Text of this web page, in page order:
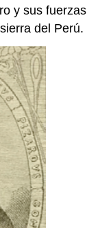
y sus fuerzas
del Perú.